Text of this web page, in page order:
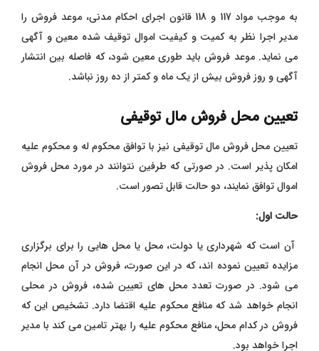
به موجب مواد 117 و 118 قانون اجرای احکام مدنی، موعد فروش را
مدیر اجرا نظر به کمیت و کیفیت اموال توقیف شده معین و آگهی
می نماید. موعد فروش باید طوری معین شود، که فاصله بین انتشار
آگهی و روز فروش بیش از یک ماه و کمتر از ده روز نباشد.
تعیین محل فروش مال توقیفی
تعیین محل فروش مال توقیفی نیز با توافق محکوم له و محکوم علیه
امکان پذیر است. در صورتی که طرفین نتوانند در مورد محل فروش
اموال توافق نمایند، دو حالت قابل تصور است.
حالت اول:
آن است که شهرداری یا دولت، محل یا محل هایی را برای برگزاری
مزایده تعیین نموده اند، که در این صورت، فروش در آن محل انجام
می شود. در صورت تعدد محل های تعیین شده، فروش در محلی
انجام خواهد شد که منافع محکوم علیه اقتضا دارد. تشخیص این که
فروش در کدام محل، منافع محکوم علیه را بهتر تامین می کند با مدیر
اجرا خواهد بود.